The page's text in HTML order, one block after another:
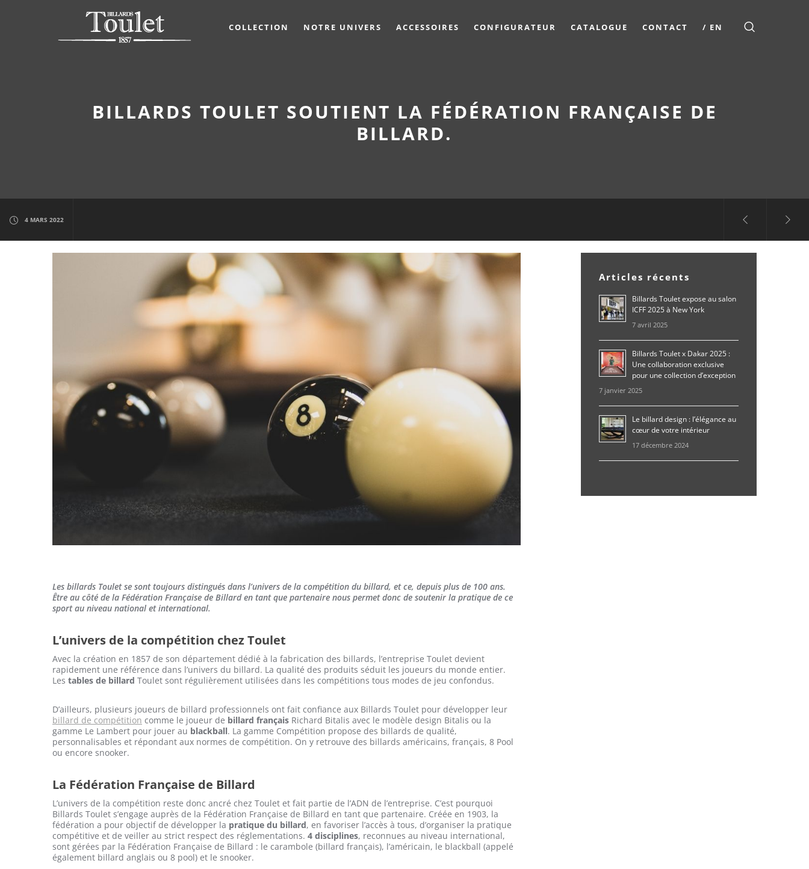
COLLECTION NOTRE UNIVERS ACCESSOIRES CONFIGURATEUR CATALOGUE CONTACT / EN
BILLARDS TOULET SOUTIENT LA FÉDÉRATION FRANÇAISE DE
BILLARD.
4 MARS 2022
Les billards Toulet se sont toujours distingués dans l’univers de la compétition du billard, et ce, depuis plus de 100 ans.
Être au côté de la Fédération Française de Billard en tant que partenaire nous permet donc de soutenir la pratique de ce
sport au niveau national et international.
L’univers de la compétition chez Toulet
Avec la création en 1857 de son département dédié à la fabrication des billards, l’entreprise Toulet devient
rapidement une référence dans l’univers du billard. La qualité des produits séduit les joueurs du monde entier.
Les tables de billard Toulet sont régulièrement utilisées dans les compétitions tous modes de jeu confondus.
D’ailleurs, plusieurs joueurs de billard professionnels ont fait confiance aux Billards Toulet pour développer leur
billard de compétition comme le joueur de billard français Richard Bitalis avec le modèle design Bitalis ou la
gamme Le Lambert pour jouer au blackball. La gamme Compétition propose des billards de qualité,
personnalisables et répondant aux normes de compétition. On y retrouve des billards américains, français, 8 Pool
ou encore snooker.
La Fédération Française de Billard
L’univers de la compétition reste donc ancré chez Toulet et fait partie de l’ADN de l’entreprise. C’est pourquoi
Billards Toulet s’engage auprès de la Fédération Française de Billard en tant que partenaire. Créée en 1903, la
fédération a pour objectif de développer la pratique du billard, en favoriser l’accès à tous, d’organiser la pratique
compétitive et de veiller au strict respect des réglementations. 4 disciplines, reconnues au niveau international,
sont gérées par la Fédération Française de Billard : le carambole (billard français), l’américain, le blackball (appelé
également billard anglais ou 8 pool) et le snooker.
Articles récents
Billards Toulet expose au salon
ICFF 2025 à New York
7 avril 2025
Billards Toulet x Dakar 2025 :
Une collaboration exclusive
pour une collection d’exception
7 janvier 2025
Le billard design : l’élégance au
cœur de votre intérieur
17 décembre 2024